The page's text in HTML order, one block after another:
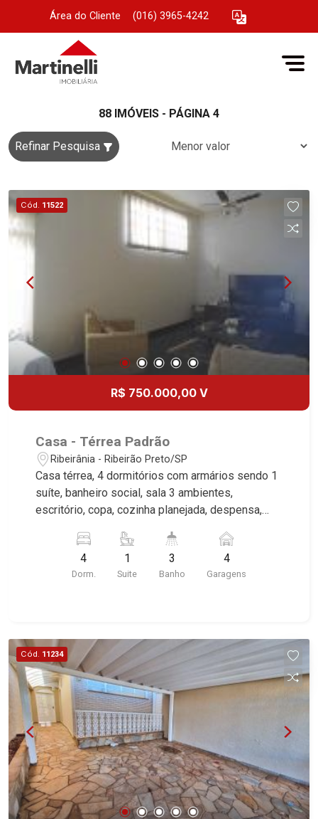
Área do Cliente (016) 3965-4242
88 IMÓVEIS - PÁGINA 4
Refinar Pesquisa
Cód. 11522
R$ 750.000,00 V
Casa - Térrea Padrão
Ribeirânia - Ribeirão Preto/SP
Casa térrea, 4 dormitórios com armários sendo 1
suíte, banheiro social, sala 3 ambientes,
escritório, copa, cozinha planejada, despensa,
jardim, quintal, churrasqueira, portão eletrônico, 4
vagas sendo 2 cobertas, excelente localização,
próximo ao Novo Shopping. Martinelli Imobiliária,
Preto.
4
Dorm.
1
Suite
3
Banho
4
Garagens
Cód. 11234